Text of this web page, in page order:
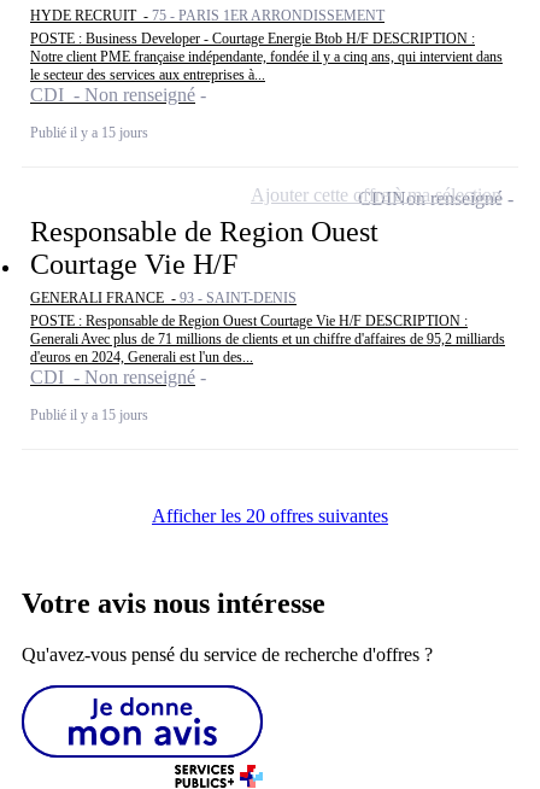
HYDE RECRUIT - 75 - PARIS 1ER ARRONDISSEMENT
POSTE : Business Developer - Courtage Energie Btob H/F DESCRIPTION :
Notre client PME française indépendante, fondée il y a cinq ans, qui intervient dans
le secteur des services aux entreprises à...
CDI - Non renseigné
Publié il y a 15 jours
Responsable de Region Ouest
Courtage Vie H/F
GENERALI FRANCE - 93 - SAINT-DENIS
POSTE : Responsable de Region Ouest Courtage Vie H/F DESCRIPTION :
Generali Avec plus de 71 millions de clients et un chiffre d'affaires de 95,2 milliards
d'euros en 2024, Generali est l'un des...
CDI - Non renseigné
Publié il y a 15 jours
CDINon renseigné
Ajouter cette offre à ma sélection
Afficher les 20 offres suivantes
Votre avis nous intéresse
Qu'avez-vous pensé du service de recherche d'offres ?